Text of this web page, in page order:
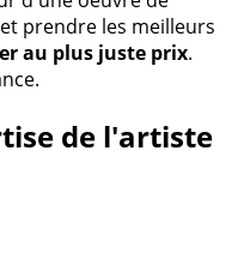
prendre les meilleurs
au plus juste prix.
de l'artiste